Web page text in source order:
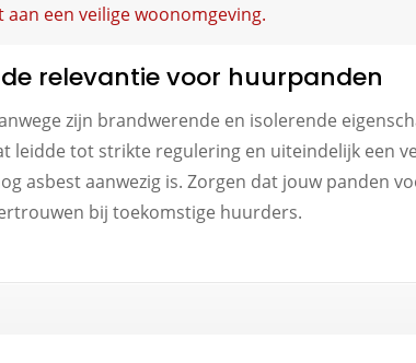
aan een veilige woonomgeving.
relevantie voor huurpanden
zijn brandwerende en isolerende
leidde tot strikte regulering en uiteindelijk een
asbest aanwezig is. Zorgen dat jouw panden
bij toekomstige huurders.